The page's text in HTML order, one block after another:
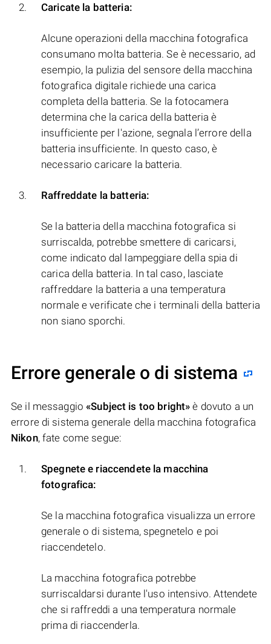
Caricate la batteria:
Alcune operazioni della macchina fotografica
consumano molta batteria. Se è necessario, ad
esempio, la pulizia del sensore della macchina
fotografica digitale richiede una carica
completa della batteria. Se la fotocamera
determina che la carica della batteria è
insufficiente per l'azione, segnala l’errore della
batteria insufficiente. In questo caso, è
necessario caricare la batteria.
Raffreddate la batteria:
Se la batteria della macchina fotografica si
surriscalda, potrebbe smettere di caricarsi,
come indicato dal lampeggiare della spia di
carica della batteria. In tal caso, lasciate
raffreddare la batteria a una temperatura
normale e verificate che i terminali della batteria
non siano sporchi.
Errore generale o di sistema
Se il messaggio«Subject is too bright» è dovuto a un
errore di sistema generale della macchina fotografica
Nikon, fate come segue:
Spegnete e riaccendete la macchina
fotografica:
Se la macchina fotografica visualizza un errore
generale o di sistema, spegnetelo e poi
riaccendetelo.
La macchina fotografica potrebbe
surriscaldarsi durante l'uso intensivo. Attendete
che si raffreddi a una temperatura normale
prima di riaccenderla.